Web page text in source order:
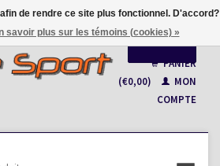
Français
Nederlands
PANIER
(€0,00)
MON
COMPTE
de rendre ce site plus fonctionnel. D'accord?
savoir plus sur les témoins (cookies) »